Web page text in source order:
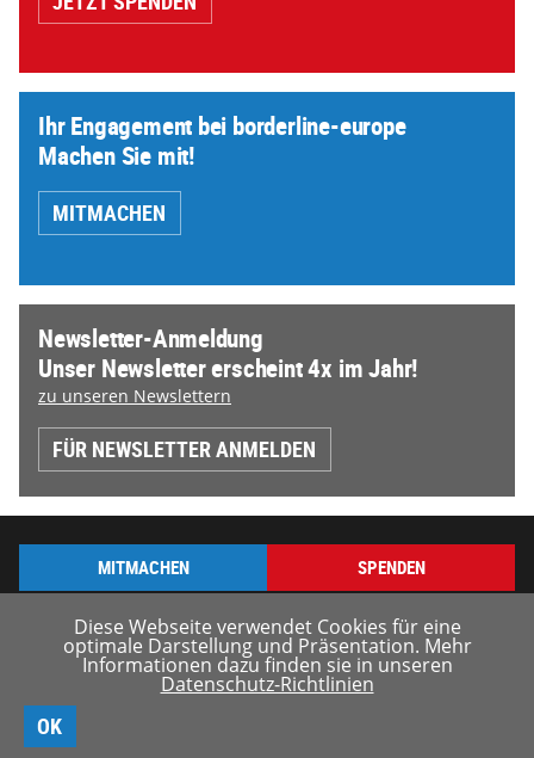
Diese Webseite verwendet Cookies für eine
optimale Darstellung und Präsentation. Mehr
Informationen dazu finden sie in unseren
Datenschutz-Richtlinien
Ihr Engagement bei borderline-europe
Machen Sie mit!
MITMACHEN
Newsletter-Anmeldung
Unser Newsletter erscheint 4x im Jahr!
zu unseren Newslettern
FÜR NEWSLETTER ANMELDEN
MITMACHEN SPENDEN